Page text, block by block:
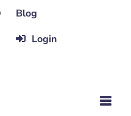
Blog
Login